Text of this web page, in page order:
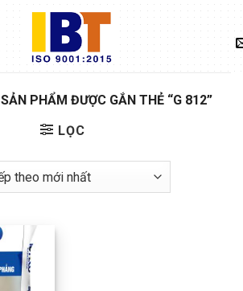
SẢN PHẨM ĐƯỢC GẮN THẺ “G 812”
LỌC